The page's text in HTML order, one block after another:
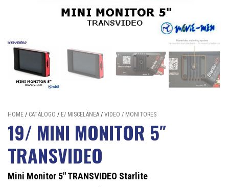
HOME / CATÁLOGO / E/ MISCELÁNEA / VIDEO / MONITORES
19/ MINI MONITOR 5″
TRANSVIDEO
Mini Monitor 5″ TRANSVIDEO Starlite